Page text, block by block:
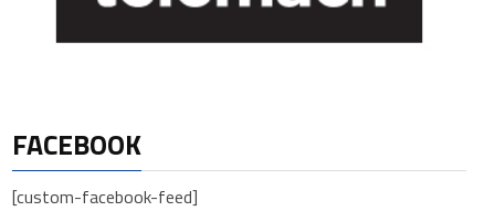
FACEBOOK
[custom-facebook-feed]